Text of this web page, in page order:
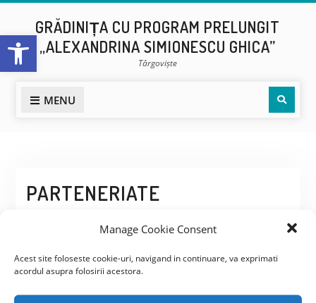
Open toolbar
Manage Cookie Consent
Acest site foloseste cookie-uri, navigand in continuare, va exprimati
acordul asupra folosirii acestora.
content
GRĂDINIȚA CU PROGRAM PRELUNGIT
„ALEXANDRINA SIMIONESCU GHICA”
Târgoviște
MENU
PARTENERIATE
EDUCATIONALE